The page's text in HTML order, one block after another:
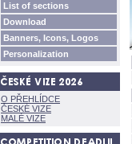
List of sections
Download
Banners, Icons, Logos
Personalization
O PŘEHLÍDCE
ČESKÉ VIZE
MALÉ VIZE